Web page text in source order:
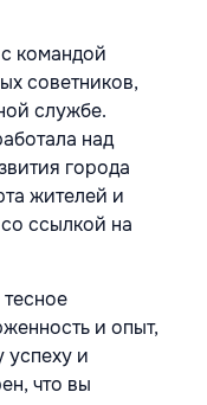
командой
советников,
службе.
над
города
жителей и
со ссылкой на
и опыт,
успеху и
что вы